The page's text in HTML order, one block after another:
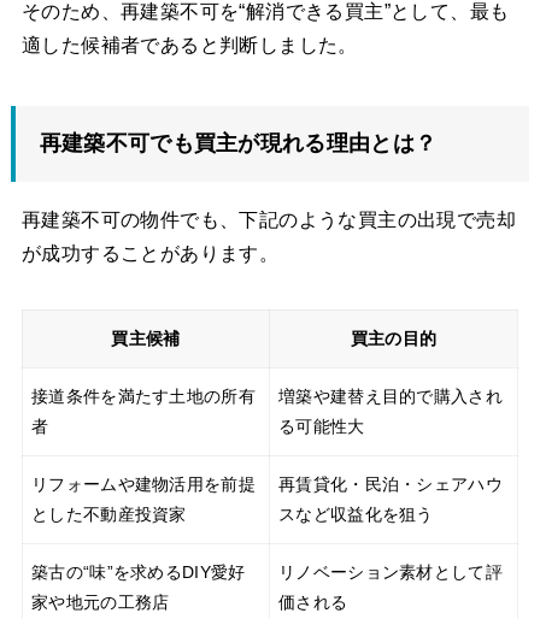
そのため、再建築不可を“解消できる買主”として、最も
適した候補者であると判断しました。
再建築不可でも買主が現れる理由とは？
再建築不可の物件でも、下記のような買主の出現で売却
が成功することがあります。
買主候補 買主の目的
接道条件を満たす土地の所有
者
増築や建替え目的で購入され
る可能性大
リフォームや建物活用を前提
とした不動産投資家
再賃貸化・民泊・シェアハウ
スなど収益化を狙う
築古の“味”を求めるDIY愛好
家や地元の工務店
リノベーション素材として評
価される